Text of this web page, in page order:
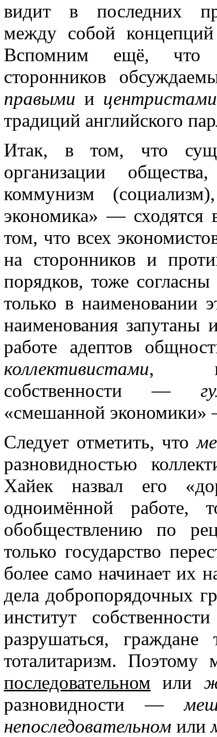
видит в последних
между собой концепций
Вспомним ещё, что
сторонников
правыми и центристами
традиций английского
Итак, в том, что
организации
коммунизм
экономика» — сходятся
том, что всех
на сторонников и
порядков, тоже
только в наименовании
наименования
работе адептов
коллективистами,
собственности —
«смешанной
Следует отметить, что
разновидностью
Хайек назвал его
одноимённой работе,
обобществлению по
только государство
более само начинает их
дела добропорядочных
институт
разрушаться,
тоталитаризм.
последовательном или
разновидности —
непоследовательном или